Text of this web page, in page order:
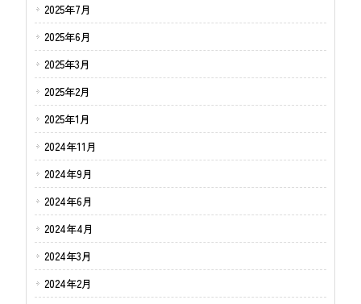
2025年7月
2025年6月
2025年3月
2025年2月
2025年1月
2024年11月
2024年9月
2024年6月
2024年4月
2024年3月
2024年2月